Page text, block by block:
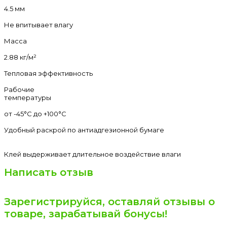
4.5 мм
Не впитывает влагу
Масса
2.88 кг/м²
Тепловая эффективность
Рабочие
температуры
от -45°С до +100°С
Удобный раскрой по антиадгезионной бумаге
Клей выдерживает длительное воздействие влаги
Написать отзыв
Зарегистрируйся, оставляй отзывы о
товаре, зарабатывай бонусы!